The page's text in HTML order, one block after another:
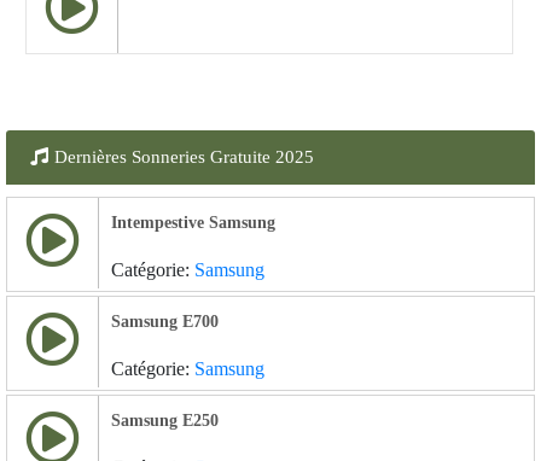
Dernières Sonneries Gratuite 2025
Intempestive Samsung
Catégorie: Samsung
Samsung E700
Catégorie: Samsung
Samsung E250